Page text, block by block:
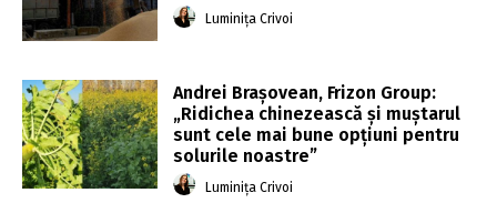
Luminița Crivoi
Andrei Brașovean, Frizon Group:
„Ridichea chinezească și muștarul
sunt cele mai bune opțiuni pentru
solurile noastre”
Luminița Crivoi